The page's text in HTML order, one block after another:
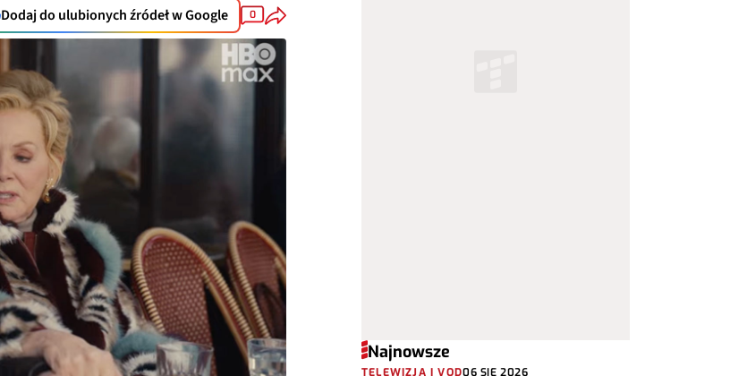
Dodaj do ulubionych źródeł w Google 0
Najnowsze
TELEWIZJA I VOD06 SIE 2026